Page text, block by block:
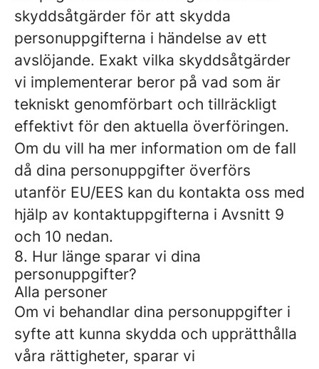
skyddsåtgärder för att skydda
personuppgifterna i händelse av ett
avslöjande. Exakt vilka skyddsåtgärder
vi implementerar beror på vad som är
tekniskt genomförbart och tillräckligt
effektivt för den aktuella överföringen.
Om du vill ha mer information om de fall
då dina personuppgifter överförs
utanför EU/EES kan du kontakta oss med
hjälp av kontaktuppgifterna i Avsnitt 9
och 10 nedan.
8. Hur länge sparar vi dina
personuppgifter?
Alla personer
Om vi ​​behandlar dina personuppgifter i
syfte att kunna skydda och upprätthålla
våra rättigheter, sparar vi